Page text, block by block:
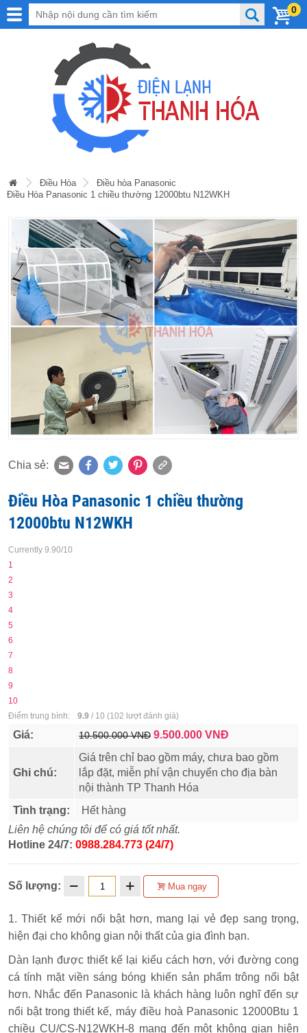
0
Điều Hòa
Điều hòa Panasonic
Điều Hòa Panasonic 1 chiều thường 12000btu N12WKH
Chia sẻ:
Điều Hòa Panasonic 1 chiều thường
12000btu N12WKH
Currently 9.90/10
1
2
3
4
5
6
7
8
9
10
Điểm trung bình:
9.9 / 10 (102 lượt đánh giá)
Giá: 10.500.000 VNĐ 9.500.000 VNĐ
Ghi chú:
Giá trên chỉ bao gồm máy, chưa bao gồm
lắp đặt, miễn phí vận chuyển cho địa bàn
nội thành TP Thanh Hóa
Tình trạng:
Hết hàng
Liên hệ chúng tôi để có giá tốt nhất.
Hotline 24/7: 0988.284.773 (24/7)
Số lượng: Mua ngay
1. Thiết kế mới nổi bật hơn, mang lại vẻ đẹp sang trọng,
hiện đại cho không gian nội thất của gia đình bạn.
Dàn lạnh được thiết kế lại kiểu cách hơn, với đường cong
cá tính mặt viền sáng bóng khiến sản phẩm trông nổi bật
hơn. Nhắc đến Panasonic là khách hàng luôn nghĩ đến sự
nổi bật trong thiết kế, máy điều hoà Panasonic 12000Btu 1
chiều CU/CS-N12WKH-8 mang đến một không gian hiện